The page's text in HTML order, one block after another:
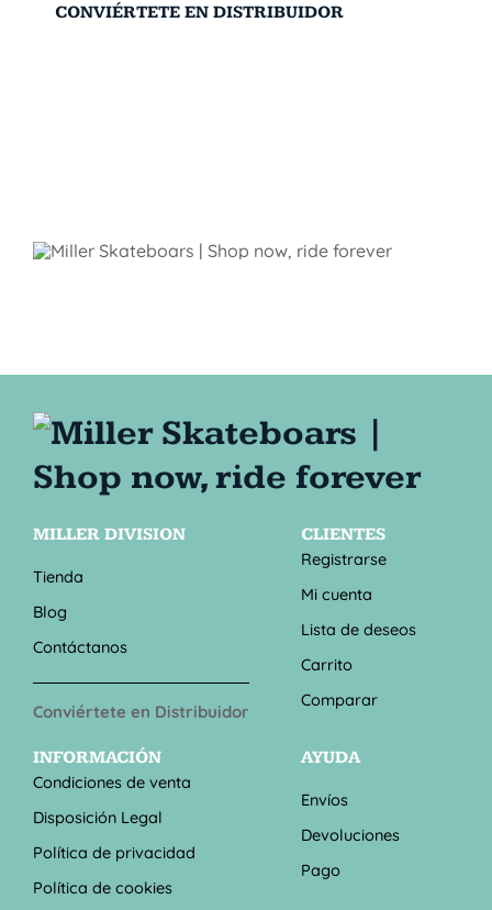
CONVIÉRTETE EN DISTRIBUIDOR
MILLER DIVISION
Tienda
Blog
Contáctanos
Conviértete en Distribuidor
CLIENTES
Registrarse
Mi cuenta
Lista de deseos
Carrito
Comparar
INFORMACIÓN
Condiciones de venta
Disposición Legal
Política de privacidad
Política de cookies
AYUDA
Envíos
Devoluciones
Pago